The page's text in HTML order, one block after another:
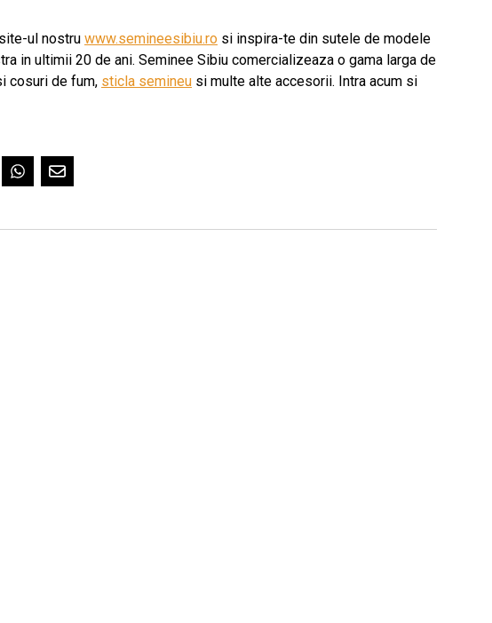
ul nostru www.semineesibiu.ro si inspira-te din sutele de modele
in ultimii 20 de ani. Seminee Sibiu comercializeaza o gama larga de
cosuri de fum, sticla semineu si multe alte accesorii. Intra acum si